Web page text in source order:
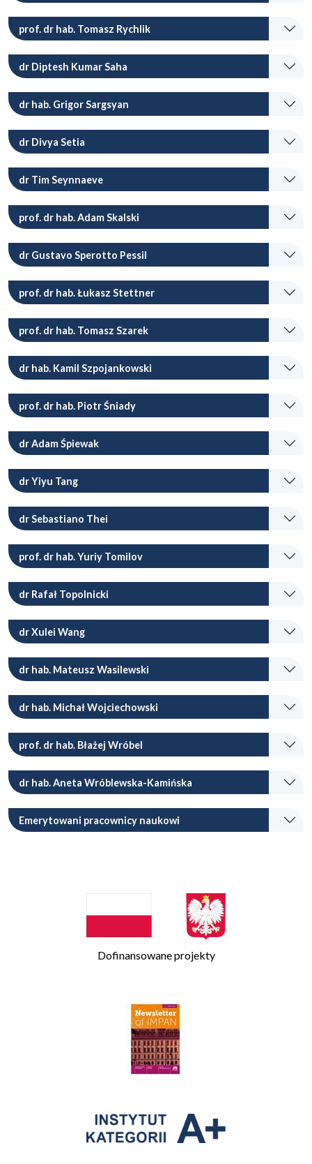
prof. dr hab. Tomasz Rychlik
dr Diptesh Kumar Saha
dr hab. Grigor Sargsyan
dr Divya Setia
dr Tim Seynnaeve
prof. dr hab. Adam Skalski
dr Gustavo Sperotto Pessil
prof. dr hab. Łukasz Stettner
prof. dr hab. Tomasz Szarek
dr hab. Kamil Szpojankowski
prof. dr hab. Piotr Śniady
dr Adam Śpiewak
dr Yiyu Tang
dr Sebastiano Thei
prof. dr hab. Yuriy Tomilov
dr Rafał Topolnicki
dr Xulei Wang
dr hab. Mateusz Wasilewski
dr hab. Michał Wojciechowski
prof. dr hab. Błażej Wróbel
dr hab. Aneta Wróblewska-Kamińska
Emerytowani pracownicy naukowi
Dofinansowane projekty